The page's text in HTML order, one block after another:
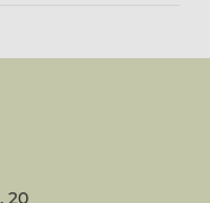
20